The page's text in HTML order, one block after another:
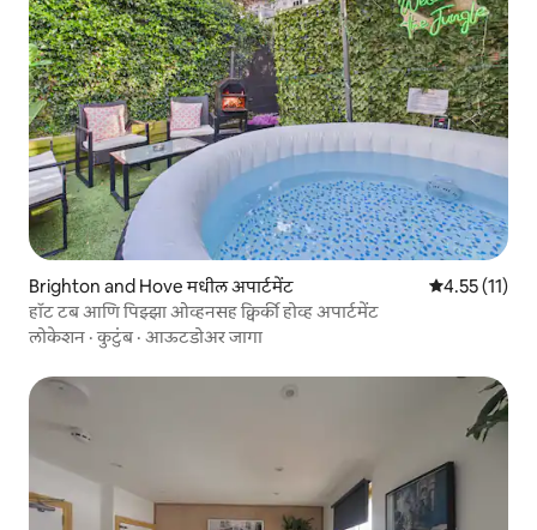
Brighton and Hove मधील अपार्टमेंट 5 पैकी 4.55
4.55 (11)
हॉट टब आणि पिझ्झा ओव्हनसह क्विर्की होव्ह अपार्टमेंट
लोकेशन ·कुटुंब· आऊटडोअर जागा